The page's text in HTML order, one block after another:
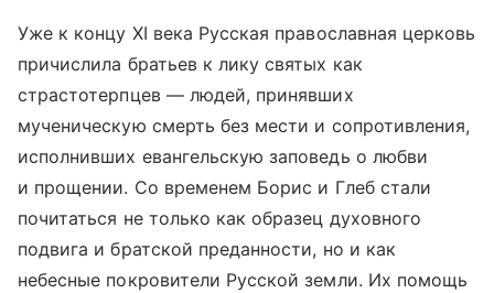
Уже к концу XI века Русская православная церковь
причислила братьев к лику святых как
страстотерпцев — людей, принявших
мученическую смерть без мести и сопротивления,
исполнивших евангельскую заповедь о любви
и прощении. Со временем Борис и Глеб стали
почитаться не только как образец духовного
подвига и братской преданности, но и как
небесные покровители Русской земли. Их помощь